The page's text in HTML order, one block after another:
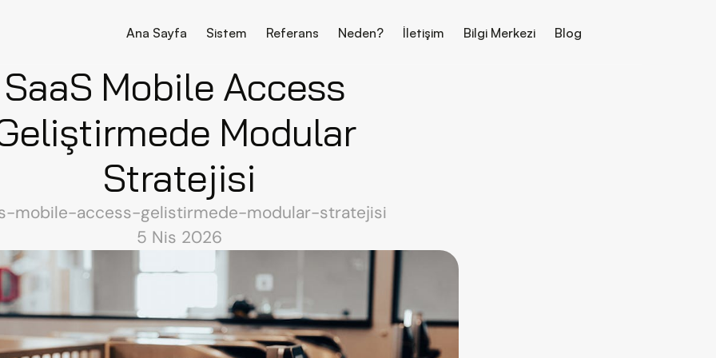
Ana Sayfa Sistem Neden?
Referans İletişim Bilgi Merkezi Blog
SaaS Mobile Access
Modular
Stratejisi
mobile-access-gelistirmede-modular-stratejisi
5 Nis 2026